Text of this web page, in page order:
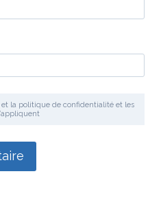
et la politique de confidentialité et les